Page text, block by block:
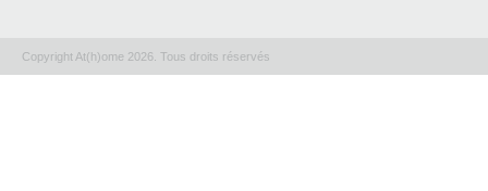
Copyright At(h)ome 2026. Tous droits réservés